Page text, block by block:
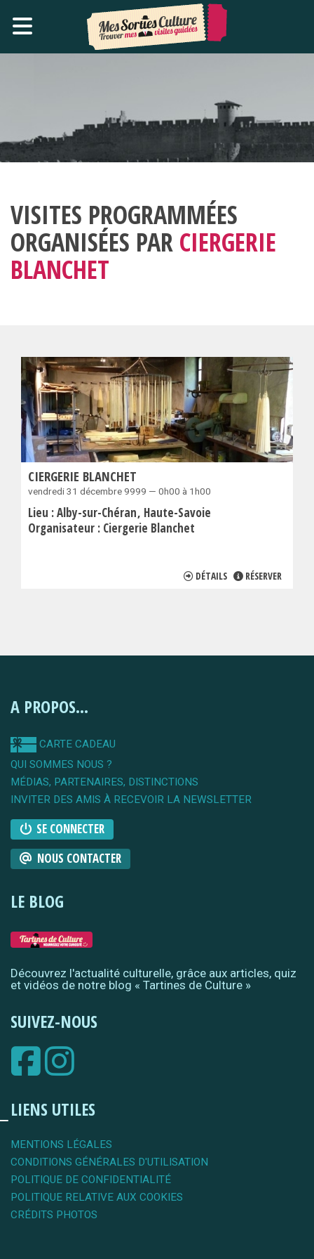
VISITES PROGRAMMÉES
ORGANISÉES PAR CIERGERIE
BLANCHET
CIERGERIE BLANCHET
vendredi 31 décembre 9999 — 0h00 à 1h00
Lieu :Alby-sur-Chéran Haute-Savoie
Organisateur : Ciergerie Blanchet
DÉTAILS RÉSERVER
A PROPOS...
CARTE CADEAU
QUI SOMMES NOUS ?
MÉDIAS, PARTENAIRES, DISTINCTIONS
INVITER DES AMIS À RECEVOIR LA NEWSLETTER
SE CONNECTER
NOUS CONTACTER
LE BLOG
Découvrez l'actualité culturelle, grâce aux articles, quiz
et vidéos de notre blog « Tartines de Culture »
SUIVEZ-NOUS
LIENS UTILES
MENTIONS LÉGALES
CONDITIONS GÉNÉRALES D'UTILISATION
POLITIQUE DE CONFIDENTIALITÉ
POLITIQUE RELATIVE AUX COOKIES
CRÉDITS PHOTOS